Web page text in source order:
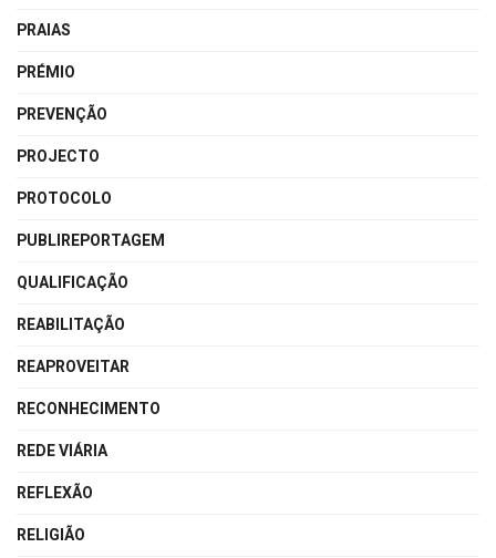
PRAIAS
PRÉMIO
PREVENÇÃO
PROJECTO
PROTOCOLO
PUBLIREPORTAGEM
QUALIFICAÇÃO
REABILITAÇÃO
REAPROVEITAR
RECONHECIMENTO
REDE VIÁRIA
REFLEXÃO
RELIGIÃO